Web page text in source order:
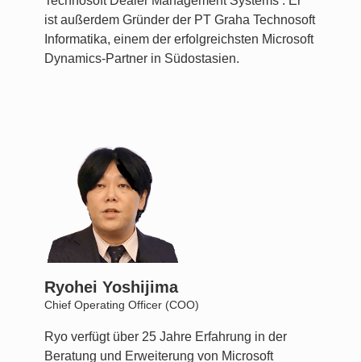
ist außerdem Gründer der PT Graha Technosoft
Informatika, einem der erfolgreichsten Microsoft
Dynamics-Partner in Südostasien.
Ryohei Yoshijima
Chief Operating Officer (COO)
Ryo verfügt über 25 Jahre Erfahrung in der
Beratung und Erweiterung von Microsoft